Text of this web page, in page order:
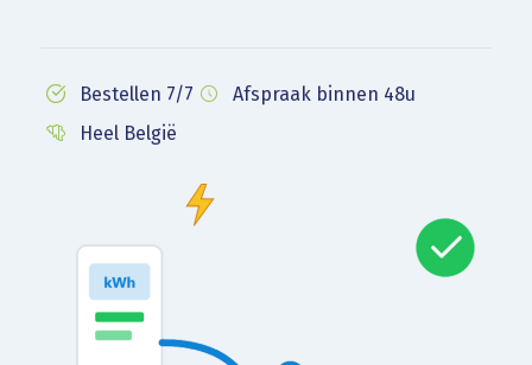
Bestellen 7/7
Afspraak binnen 48u
Heel België